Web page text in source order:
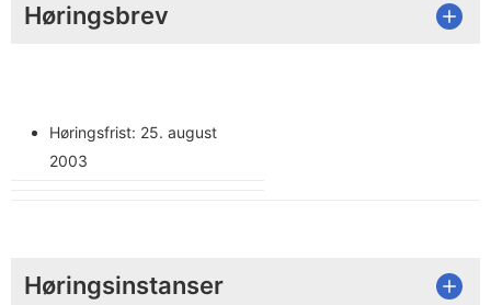
Høringsbrev
Høringsfrist: 25. august
2003
Høringsinstanser